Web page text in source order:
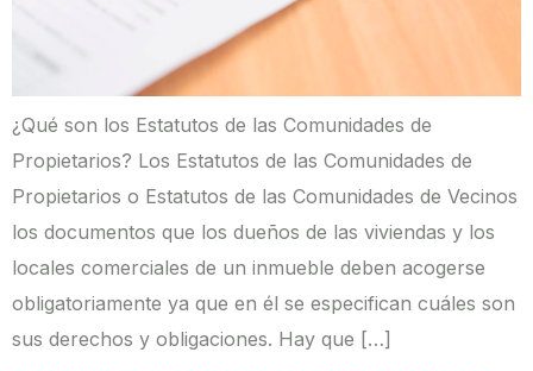
¿Qué son los Estatutos de las Comunidades de
Propietarios? Los Estatutos de las Comunidades de
Propietarios o Estatutos de las Comunidades de Vecinos
los documentos que los dueños de las viviendas y los
locales comerciales de un inmueble deben acogerse
obligatoriamente ya que en él se especifican cuáles son
sus derechos y obligaciones. Hay que […]